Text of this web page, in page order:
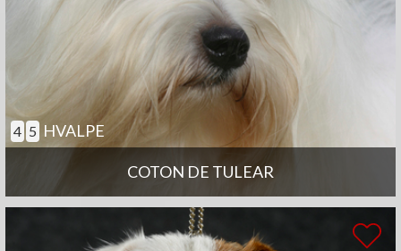
COTON DE TULEAR
4 5 HVALPE